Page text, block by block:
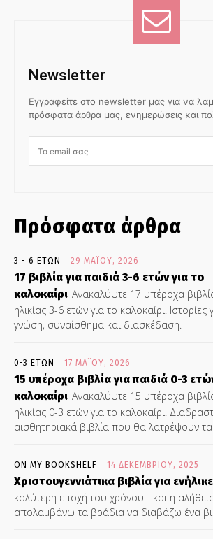
Newsletter
Εγγραφείτε στο newsletter μας για να
πρόσφατα άρθρα μας, ενημερώσεις και
Πρόσφατα άρθρα
3 - 6 ΕΤΏΝ 29 ΜΑΪ́ΟΥ, 2026
17 βιβλία για παιδιά 3-6 ετών για το
καλοκαίρι Ανακαλύψτε 17 υπέροχα
ηλικίας 3-6 ετών για το καλοκαίρι.
γνώση, συναίσθημα και διασκέδαση.
0-3 ΕΤΏΝ 17 ΜΑΪ́ΟΥ, 2026
15 υπέροχα βιβλία για παιδιά 0-3
καλοκαίρι Ανακαλύψτε 15 υπέροχα
ηλικίας 0-3 ετών για το καλοκαίρι.
αισθητηριακά βιβλία που θα λατρέψουν τα
ON MY BOOKSHELF 14 ΔΕΚΕΜΒΡΊΟΥ, 2025
Χριστουγεννιάτικα βιβλία για
καλύτερη εποχή του χρόνου... και η αλήθεια
απολαμβάνω τα βράδια να διαβάζω ένα